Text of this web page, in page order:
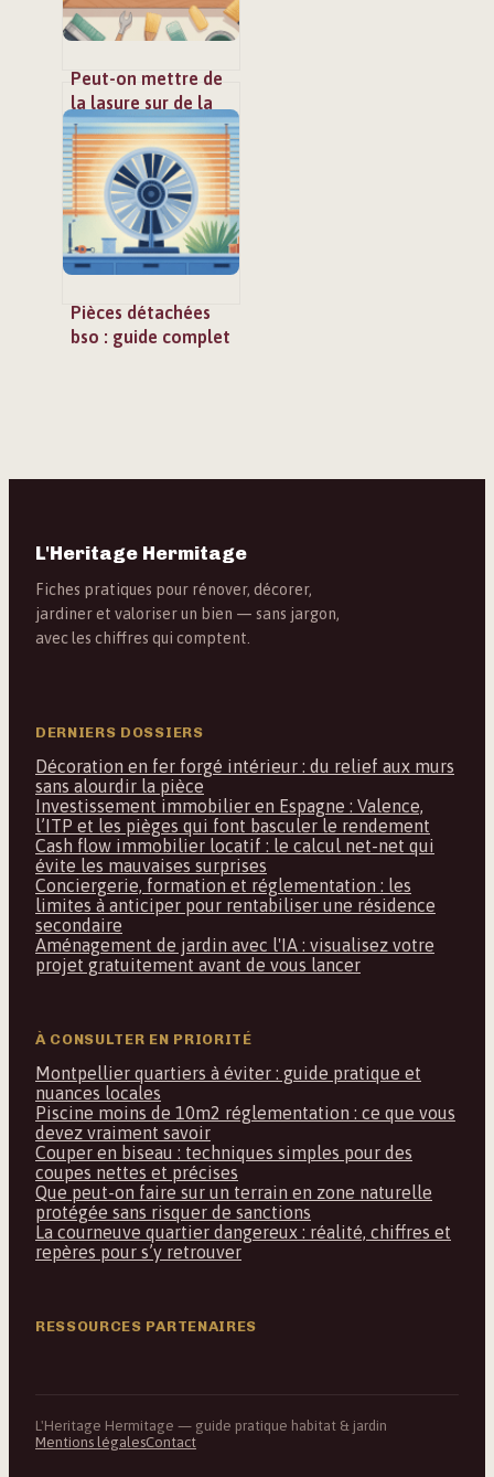
Peut-on mettre de
la lasure sur de la
peinture ? guide
complet pour ne
pas rater votre
support
Pièces détachées
bso : guide complet
L'Heritage Hermitage
Fiches pratiques pour rénover, décorer,
jardiner et valoriser un bien — sans jargon,
avec les chiffres qui comptent.
DERNIERS DOSSIERS
Décoration en fer forgé intérieur : du relief aux murs
sans alourdir la pièce
Investissement immobilier en Espagne : Valence,
l’ITP et les pièges qui font basculer le rendement
Cash flow immobilier locatif : le calcul net-net qui
évite les mauvaises surprises
Conciergerie, formation et réglementation : les
limites à anticiper pour rentabiliser une résidence
secondaire
Aménagement de jardin avec l'IA : visualisez votre
projet gratuitement avant de vous lancer
À CONSULTER EN PRIORITÉ
Montpellier quartiers à éviter : guide pratique et
nuances locales
Piscine moins de 10m2 réglementation : ce que vous
devez vraiment savoir
Couper en biseau : techniques simples pour des
coupes nettes et précises
Que peut-on faire sur un terrain en zone naturelle
protégée sans risquer de sanctions
La courneuve quartier dangereux : réalité, chiffres et
repères pour s’y retrouver
RESSOURCES PARTENAIRES
L'Heritage Hermitage — guide pratique habitat & jardin
Mentions légalesContact